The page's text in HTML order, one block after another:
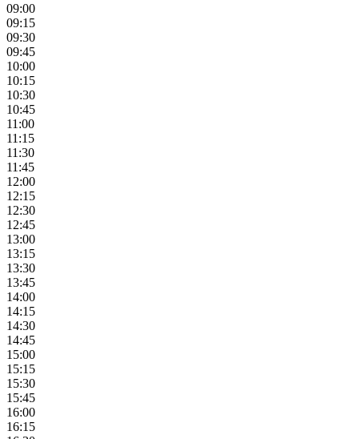
09:00
09:15
09:30
09:45
10:00
10:15
10:30
10:45
11:00
11:15
11:30
11:45
12:00
12:15
12:30
12:45
13:00
13:15
13:30
13:45
14:00
14:15
14:30
14:45
15:00
15:15
15:30
15:45
16:00
16:15